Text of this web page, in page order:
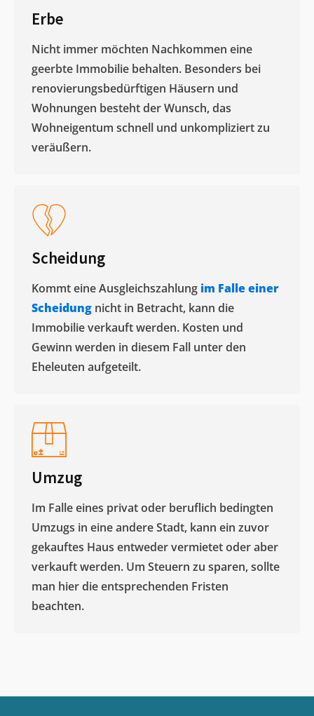
Erbe
Nicht immer möchten Nachkommen eine
geerbte Immobilie behalten. Besonders bei
renovierungsbedürftigen Häusern und
Wohnungen besteht der Wunsch, das
Wohneigentum schnell und unkompliziert zu
veräußern. ​
Scheidung
Kommt eine Ausgleichszahlung im Falle einer
Scheidung nicht in Betracht, kann die
Immobilie verkauft werden. Kosten und
Gewinn werden in diesem Fall unter den
Eheleuten aufgeteilt.​
Umzug
Im Falle eines privat oder beruflich bedingten
Umzugs in eine andere Stadt, kann ein zuvor
gekauftes Haus entweder vermietet oder aber
verkauft werden. Um Steuern zu sparen, sollte
man hier die entsprechenden Fristen
beachten.